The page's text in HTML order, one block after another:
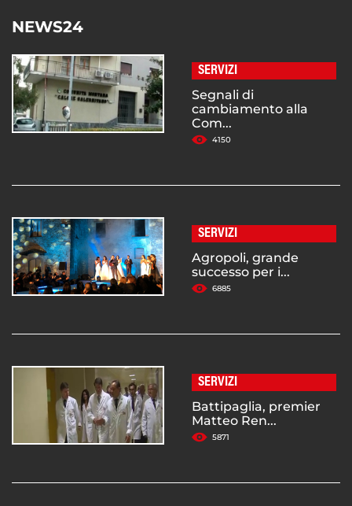
NEWS24
SERVIZI
Segnali di
cambiamento alla
Com...
4150
SERVIZI
Agropoli, grande
successo per i...
6885
SERVIZI
Battipaglia, premier
Matteo Ren...
5871